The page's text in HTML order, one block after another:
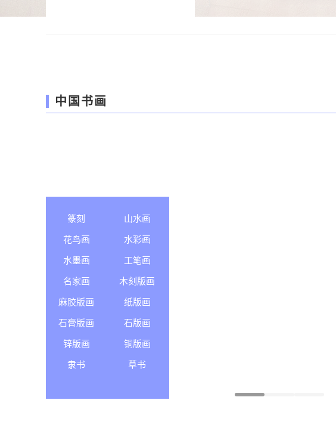
中国书画
篆刻 山水画
花鸟画 水彩画
水墨画 工笔画
名家画 木刻版画
麻胶版画 纸版画
石膏版画 石版画
锌版画 铜版画
隶书 草书